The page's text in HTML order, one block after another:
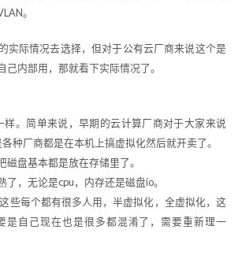
。
实际情况去选择，但对于公有云厂商来说这个是
己内部用，那就看下实际情况了。
样。简单来说，早期的云计算厂商对于大家来说
种厂商都是在本机上搞虚拟化然后就开卖了。
磁盘基本都是放在存储里了。
了，无论是cpu，内存还是磁盘io。
些每个都有很多人用，半虚拟化，全虚拟化，这
是自己现在也是很多都混淆了，需要重新理一